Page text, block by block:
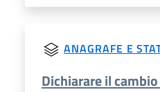
ANAGRAFE E
Dichiarare il